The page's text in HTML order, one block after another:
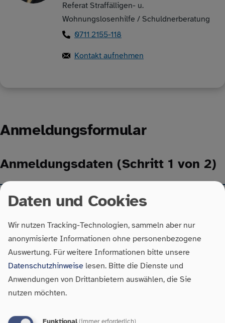
Referat Straffälligen- u.
Wohnungslosenhilfe / Schuldnerberatung
0711 2155-118
Kontakt aufnehmen
Anmeldungsformular
Anmeldungsdaten (Schritt 1 von 2)
Veranstaltung:
Praktiker*innentreffen Fachkräfte
Täter*innenarbeit Häusliche Gewalt
Der Paritätische Landesverband BW
Hauptstraße 28
Anmeldeschluss:
Ich nehme in digitaler Form
Daten und Cookies
Wir nutzen Tracking-Technologien, sammeln aber nur
anonymisierte Informationen ohne personenbezogene
Auswertung. Für weitere Informationen bitte unsere
Datenschutzhinweise lesen. Bitte die Dienste und
Anwendungen von Drittanbietern auswählen, die Sie
nutzen möchten.
Funktional(immer erforderlich)